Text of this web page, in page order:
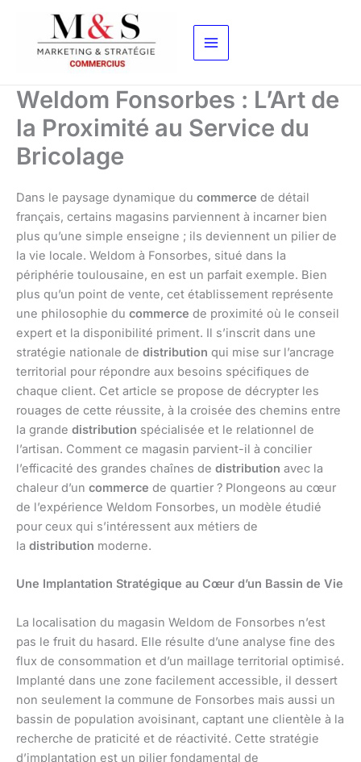
contenu
Weldom Fonsorbes : L’Art de
la Proximité au Service du
Bricolage
Dans le paysage dynamique du commerce de détail
français, certains magasins parviennent à incarner bien
plus qu’une simple enseigne ; ils deviennent un pilier de
la vie locale. Weldom à Fonsorbes, situé dans la
périphérie toulousaine, en est un parfait exemple. Bien
plus qu’un point de vente, cet établissement représente
une philosophie du commerce de proximité où le conseil
expert et la disponibilité priment. Il s’inscrit dans une
stratégie nationale de distribution qui mise sur l’ancrage
territorial pour répondre aux besoins spécifiques de
chaque client. Cet article se propose de décrypter les
rouages de cette réussite, à la croisée des chemins entre
la grande distribution spécialisée et le relationnel de
l’artisan. Comment ce magasin parvient-il à concilier
l’efficacité des grandes chaînes de distribution avec la
chaleur d’un commerce de quartier ? Plongeons au cœur
de l’expérience Weldom Fonsorbes, un modèle étudié
pour ceux qui s’intéressent aux métiers de
la distribution moderne.
Une Implantation Stratégique au Cœur d’un Bassin de Vie
La localisation du magasin Weldom de Fonsorbes n’est
pas le fruit du hasard. Elle résulte d’une analyse fine des
flux de consommation et d’un maillage territorial optimisé.
Implanté dans une zone facilement accessible, il dessert
non seulement la commune de Fonsorbes mais aussi un
bassin de population avoisinant, captant une clientèle à la
recherche de praticité et de réactivité. Cette stratégie
d’implantation est un pilier fondamental de